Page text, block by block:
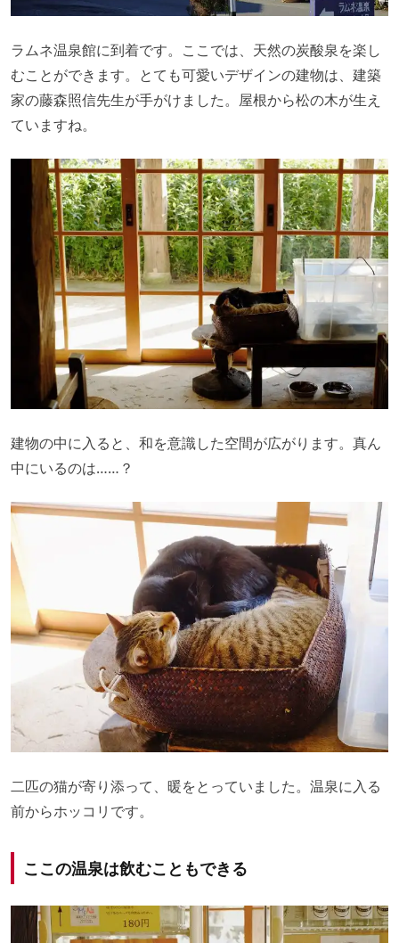
ラムネ温泉館に到着です。ここでは、天然の炭酸泉を楽し
むことができます。とても可愛いデザインの建物は、建築
家の藤森照信先生が手がけました。屋根から松の木が生え
ていますね。
建物の中に入ると、和を意識した空間が広がります。真ん
中にいるのは……？
二匹の猫が寄り添って、暖をとっていました。温泉に入る
前からホッコリです。
ここの温泉は飲むこともできる